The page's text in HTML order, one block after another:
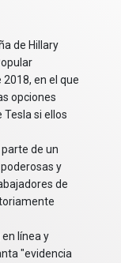
de Hillary
en el que
opciones
si ellos
de un
y
de
línea y
"evidencia